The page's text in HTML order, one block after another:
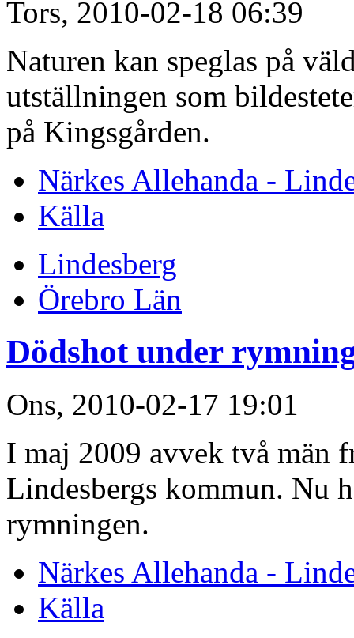
Tors, 2010-02-18 06:39
Naturen kan speglas på
utställningen som
på Kingsgården.
Närkes Allehanda -
Källa
Lindesberg
Örebro Län
Dödshot under
Ons, 2010-02-17 19:01
I maj 2009 avvek två män
Lindesbergs kommun. Nu
rymningen.
Närkes Allehanda -
Källa